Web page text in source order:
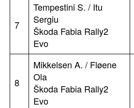
7
Tempestini S. / Itu
Sergiu
Škoda Fabia Rally2
Evo
8
Mikkelsen A. / Fløene
Ola
Škoda Fabia Rally2
Evo